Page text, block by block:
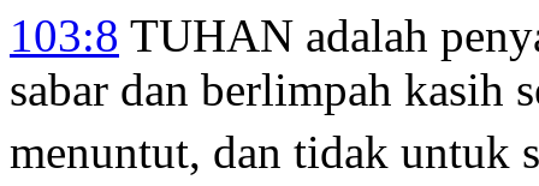
103:8 TUHAN adalah
sabar dan berlimpah kasih
menuntut, dan tidak untuk